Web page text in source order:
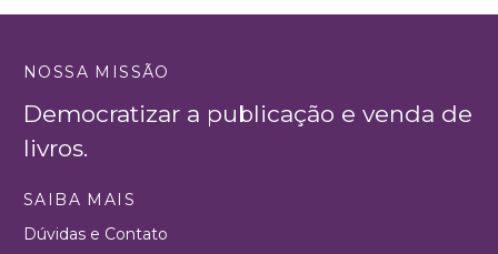
NOSSA MISSÃO
Democratizar a publicação e venda de
livros.
SAIBA MAIS
Dúvidas e Contato